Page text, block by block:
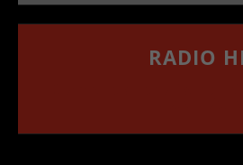
RADIO